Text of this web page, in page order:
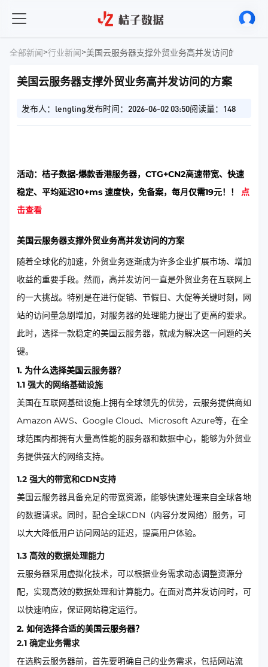
全部新闻>行业新闻>美国云服务器支撑外贸业务高并发访问的方案
美国云服务器支撑外贸业务高并发访问的方案
发布人：lengling发布时间：2026-06-02 03:50阅读量：148
活动：桔子数据-爆款香港服务器，CTG+CN2高速带宽、快速
稳定、平均延迟10+ms 速度快，免备案，每月仅需19元！！ 点
击查看
美国云服务器支撑外贸业务高并发访问的方案
随着全球化的加速，外贸业务逐渐成为许多企业扩展市场、增加
收益的重要手段。然而，高并发访问一直是外贸业务在互联网上
的一大挑战。特别是在进行促销、节假日、大促等关键时刻，网
站的访问量急剧增加，对服务器的处理能力提出了更高的要求。
此时，选择一款稳定的美国云服务器，就成为解决这一问题的关
键。
1. 为什么选择美国云服务器？
1.1 强大的网络基础设施
美国在互联网基础设施上拥有全球领先的优势，云服务提供商如
Amazon AWS、Google Cloud、Microsoft Azure等，在全
球范围内都拥有大量高性能的服务器和数据中心，能够为外贸业
务提供强大的网络支持。
1.2 强大的带宽和CDN支持
美国云服务器具备充足的带宽资源，能够快速处理来自全球各地
的数据请求。同时，配合全球CDN（内容分发网络）服务，可
以大大降低用户访问网站的延迟，提高用户体验。
1.3 高效的数据处理能力
云服务器采用虚拟化技术，可以根据业务需求动态调整资源分
配，实现高效的数据处理和计算能力。在面对高并发访问时，可
以快速响应，保证网站稳定运行。
2. 如何选择合适的美国云服务器？
2.1 确定业务需求
在选购云服务器前，首先要明确自己的业务需求，包括网站流